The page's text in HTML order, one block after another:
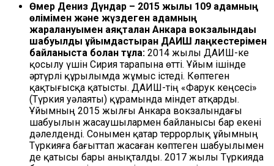
Өмер Дениз Дүндар – 2015 жылы 109 адамның
өлімімен және жүздеген адамның
жаралануымен аяқталған Анкара вокзалындағы
шабуылды ұйымдастырған ДАИШ лаңкестерімен
байланыста болған тұлға: 2014 жылы ДАИШ-ке
қосылу үшін Сирия тарапына өтті. Ұйым ішінде
әртүрлі құрылымда жұмыс істеді. Көптеген
қақтығысқа қатысты. ДАИШ-тің «Фарук кеңсесі»
(Түркия уәлаяты) құрамында міндет атқарды.
Ұйымның 2015 жылғы Анкара вокзалындағы
шабуылын жасаушылармен байланысы бар екені
дәлелденді. Сонымен қатар террорлық ұйымның
Түркияға бағыттап жасаған көптеген шабуылымен
де қатысы бары анықталды. 2017 жылы Түркияда